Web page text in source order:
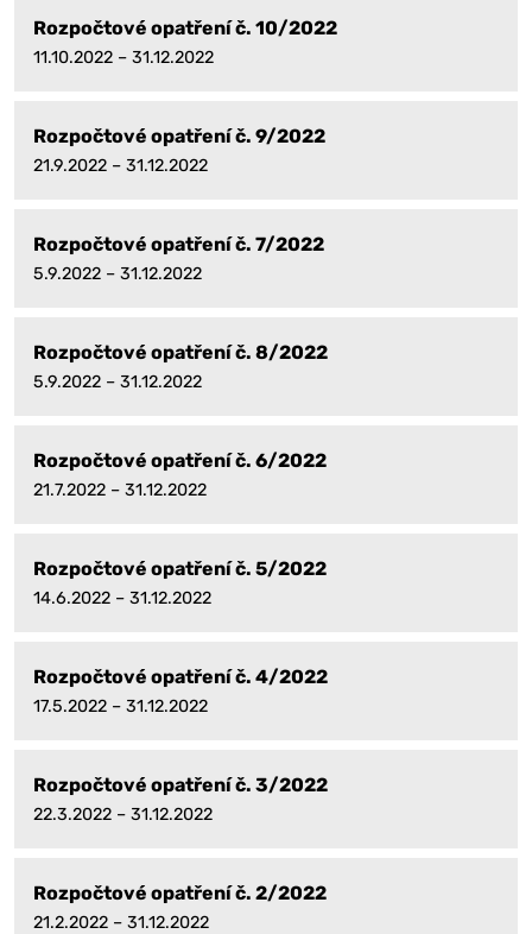
Rozpočtové opatření č. 10/2022
11.10.2022 – 31.12.2022
Rozpočtové opatření č. 9/2022
21.9.2022 – 31.12.2022
Rozpočtové opatření č. 7/2022
5.9.2022 – 31.12.2022
Rozpočtové opatření č. 8/2022
5.9.2022 – 31.12.2022
Rozpočtové opatření č. 6/2022
21.7.2022 – 31.12.2022
Rozpočtové opatření č. 5/2022
14.6.2022 – 31.12.2022
Rozpočtové opatření č. 4/2022
17.5.2022 – 31.12.2022
Rozpočtové opatření č. 3/2022
22.3.2022 – 31.12.2022
Rozpočtové opatření č. 2/2022
21.2.2022 – 31.12.2022